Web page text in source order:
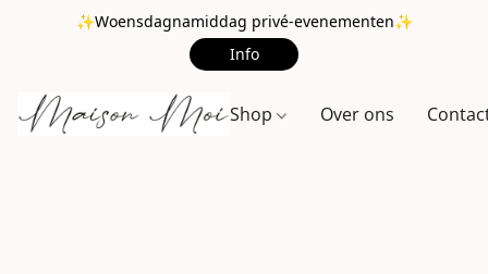
✨Woensdagnamiddag privé-evenementen✨
Info
Shop Over ons